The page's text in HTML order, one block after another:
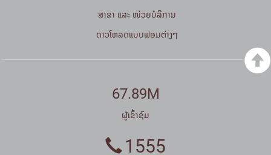
ສາຂາ ແລະ ໜ່ວຍບໍລິການ
ດາວໂຫລດແບບຟອມຕ່າງໆ
67.89M
ຜູ້ເຂົ້າຊົມ
1555